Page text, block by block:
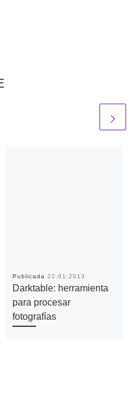
Publicada 22.01.2013
Darktable: herramienta
para procesar
fotografías